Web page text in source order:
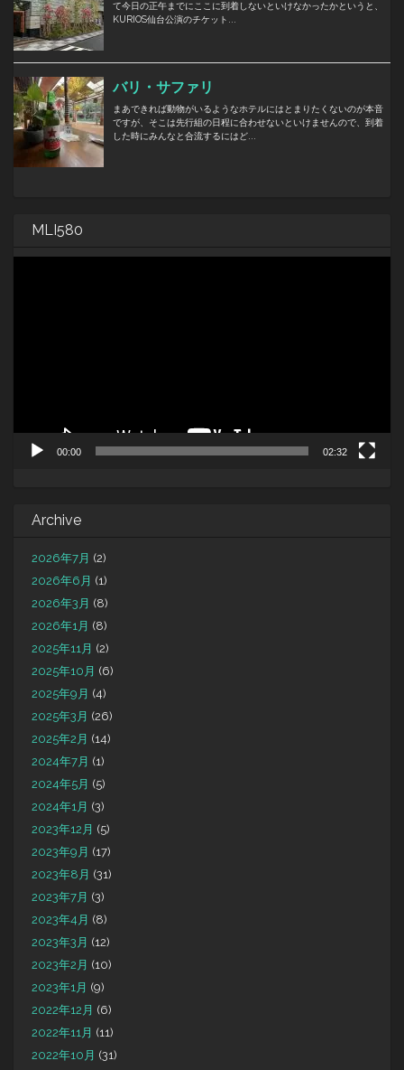
MLI580
00:00 02:32
Archive
2026年7月 (2)
2026年6月 (1)
2026年3月 (8)
2026年1月 (8)
2025年11月 (2)
2025年10月 (6)
2025年9月 (4)
2025年3月 (26)
2025年2月 (14)
2024年7月 (1)
2024年5月 (5)
2024年1月 (3)
2023年12月 (5)
2023年9月 (17)
2023年8月 (31)
2023年7月 (3)
2023年4月 (8)
2023年3月 (12)
2023年2月 (10)
2023年1月 (9)
2022年12月 (6)
2022年11月 (11)
2022年10月 (31)